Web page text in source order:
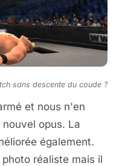
sans descente du coude ?
et nous n'en
opus. La
également.
réaliste mais il